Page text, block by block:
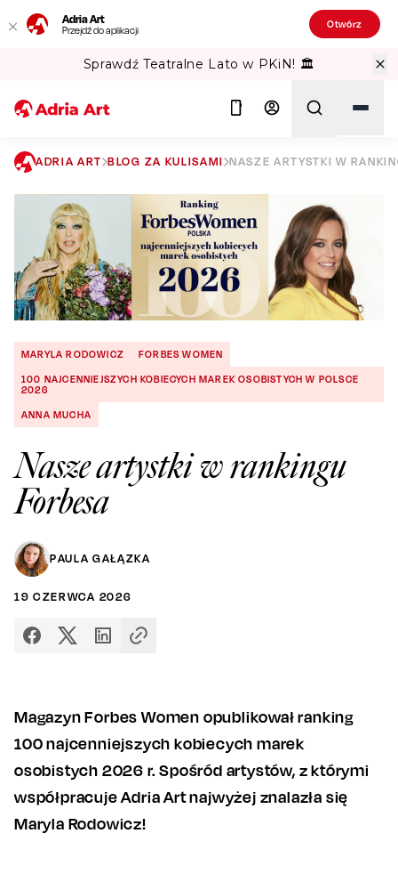
Adria Art
Przejdź do aplikacji Otwórz
Sprawdź Teatralne Lato w PKiN! 🏛️
Szukaj
ADRIA ART BLOG ZA KULISAMI NASZE ARTYSTKI W
MARYLA RODOWICZ
FORBES WOMEN
100 NAJCENNIEJSZYCH KOBIECYCH MAREK OSOBISTYCH W POLSCE
2026
ANNA MUCHA
Nasze artystki w rankingu
Forbesa
PAULA GAŁĄZKA
19 CZERWCA 2026
Magazyn Forbes Women opublikował ranking
100 najcenniejszych kobiecych marek
osobistych 2026 r. Spośród artystów, z którymi
współpracuje Adria Art najwyżej znalazła się
Maryla Rodowicz!